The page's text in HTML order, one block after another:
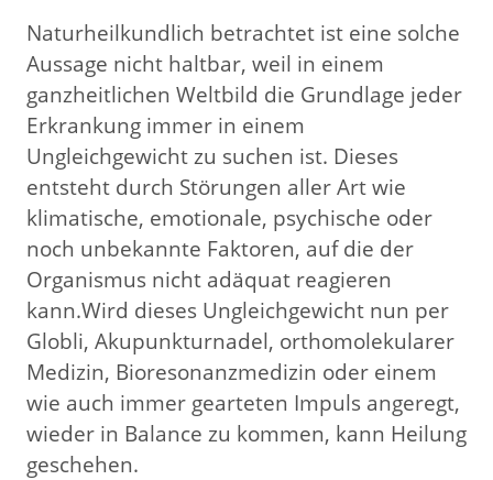
Naturheilkundlich betrachtet ist eine solche
Aussage nicht haltbar, weil in einem
ganzheitlichen Weltbild die Grundlage jeder
Erkrankung immer in einem
Ungleichgewicht zu suchen ist. Dieses
entsteht durch Störungen aller Art wie
klimatische, emotionale, psychische oder
noch unbekannte Faktoren, auf die der
Organismus nicht adäquat reagieren
kann.Wird dieses Ungleichgewicht nun per
Globli, Akupunkturnadel, orthomolekularer
Medizin, Bioresonanzmedizin oder einem
wie auch immer gearteten Impuls angeregt,
wieder in Balance zu kommen, kann Heilung
geschehen.